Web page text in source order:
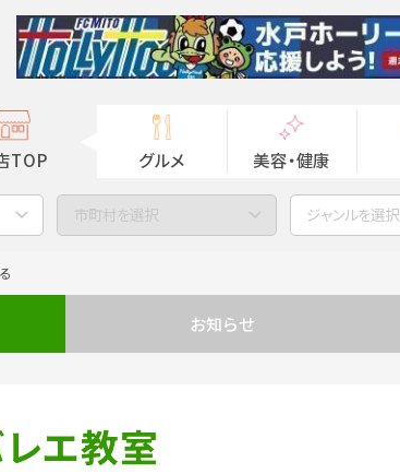
TOP グルメ 美容・健康
市町村を選択 ジャンルを選択
お知らせ
エ教室